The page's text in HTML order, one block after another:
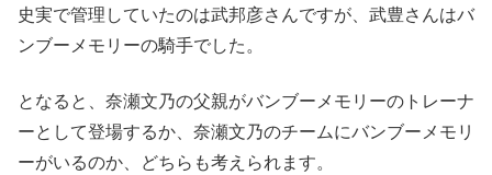
史実で管理していたのは武邦彦さんですが、武豊さんはバ
ンブーメモリーの騎手でした。
となると、奈瀬文乃の父親がバンブーメモリーのトレーナ
ーとして登場するか、奈瀬文乃のチームにバンブーメモリ
ーがいるのか、どちらも考えられます。